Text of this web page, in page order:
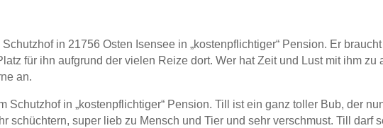
in 21756 Osten Isensee in „kostenpflichtiger“ Pension. Er
für ihn aufgrund der vielen Reize dort. Wer hat Zeit und Lust mit ihm zu
an.
Schutzhof in „kostenpflichtiger“ Pension. Till ist ein ganz toller Bub, der
schüchtern, super lieb zu Mensch und Tier und sehr verschmust. Till darf